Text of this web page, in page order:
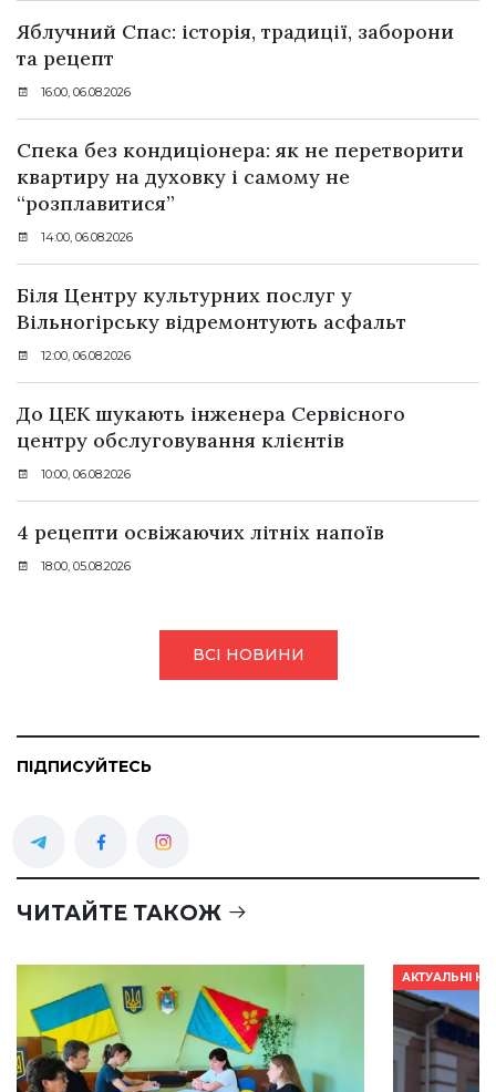
Яблучний Спас: історія, традиції, заборони
та рецепт
16:00, 06.08.2026
Спека без кондиціонера: як не перетворити
квартиру на духовку і самому не
“розплавитися”
14:00, 06.08.2026
Біля Центру культурних послуг у
Вільногірську відремонтують асфальт
12:00, 06.08.2026
До ЦЕК шукають інженера Сервісного
центру обслуговування клієнтів
10:00, 06.08.2026
4 рецепти освіжаючих літніх напоїв
18:00, 05.08.2026
ВСІ НОВИНИ
ПІДПИСУЙТЕСЬ
ЧИТАЙТЕ ТАКОЖ
АКТУАЛЬНІ